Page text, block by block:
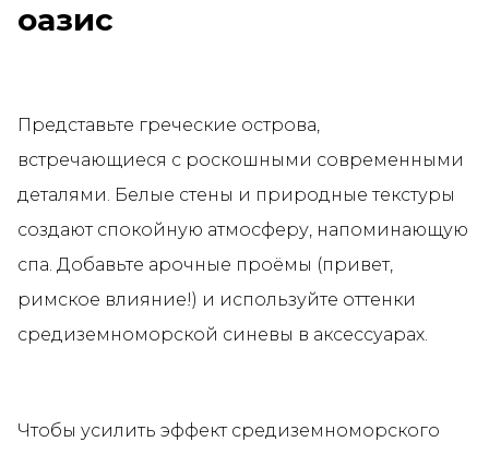
оазис
Представьте греческие острова,
встречающиеся с роскошными современными
деталями. Белые стены и природные текстуры
создают спокойную атмосферу, напоминающую
спа. Добавьте арочные проёмы (привет,
римское влияние!) и используйте оттенки
средиземноморской синевы в аксессуарах.
Чтобы усилить эффект средиземноморского